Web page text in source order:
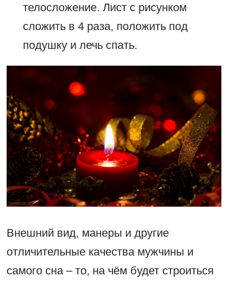
телосложение. Лист с рисунком
сложить в 4 раза, положить под
подушку и лечь спать.
Внешний вид, манеры и другие
отличительные качества мужчины и
самого сна – то, на чём будет строиться